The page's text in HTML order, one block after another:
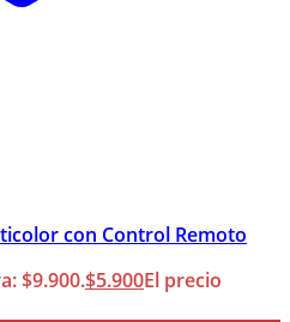
con Control Remoto
$9.900.$5.900El precio